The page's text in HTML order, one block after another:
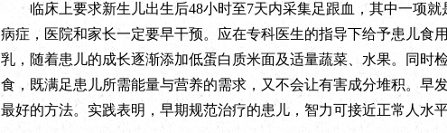
临床上要求新生儿出生后48小时至7天内采集足跟血，其中一项就
病症，医院和家长一定要早干预。应在专科医生的指导下给予患儿食
乳，随着患儿的成长逐渐添加低蛋白质米面及适量蔬菜、水果。同时
食，既满足患儿所需能量与营养的需求，又不会让有害成分堆积。早
最好的方法。实践表明，早期规范治疗的患儿，智力可接近正常人水平